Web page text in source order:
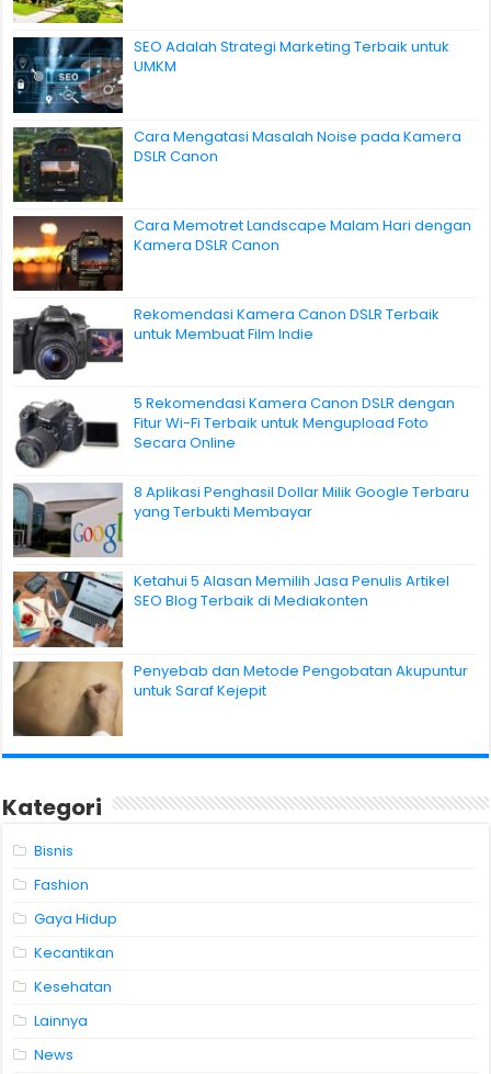
SEO Adalah Strategi Marketing Terbaik untuk
UMKM
Cara Mengatasi Masalah Noise pada Kamera
DSLR Canon
Cara Memotret Landscape Malam Hari dengan
Kamera DSLR Canon
Rekomendasi Kamera Canon DSLR Terbaik
untuk Membuat Film Indie
5 Rekomendasi Kamera Canon DSLR dengan
Fitur Wi-Fi Terbaik untuk Mengupload Foto
Secara Online
8 Aplikasi Penghasil Dollar Milik Google Terbaru
yang Terbukti Membayar
Ketahui 5 Alasan Memilih Jasa Penulis Artikel
SEO Blog Terbaik di Mediakonten
Penyebab dan Metode Pengobatan Akupuntur
untuk Saraf Kejepit
Kategori
Bisnis
Fashion
Gaya Hidup
Kecantikan
Kesehatan
Lainnya
News